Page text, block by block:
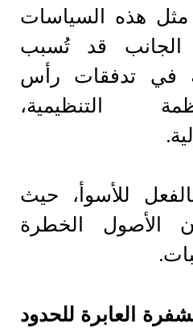
مثل هذه السياسات
الجانب قد تُسبب
في تدفقات رأس
التنظيمية،
للأسوأ، حيث
الأصول الخطرة
العابرة للحدود